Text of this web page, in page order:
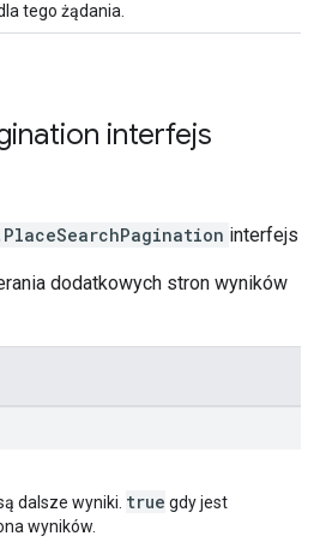
tego żądania.
interfejs
PlaceSearchPagination interfejs
dodatkowych stron wyników
dalsze wyniki. true gdy jest
wyników.